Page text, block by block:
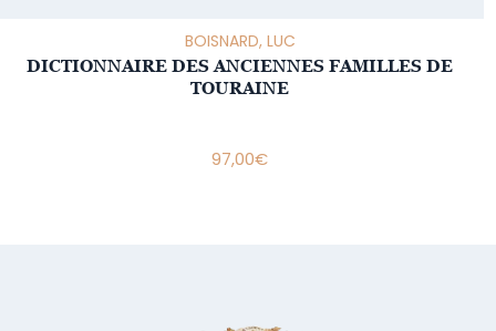
BOISNARD, LUC
DICTIONNAIRE DES ANCIENNES FAMILLES DE
TOURAINE
97,00€